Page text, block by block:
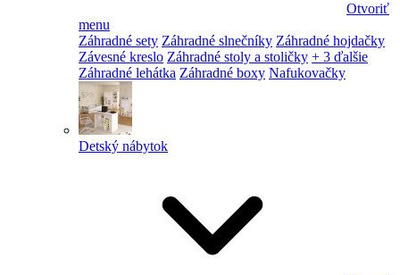
Otvoriť
menu
Záhradné sety Záhradné slnečníky Záhradné hojdačky
Závesné kreslo Záhradné stoly a stoličky + 3 ďalšie
Záhradné lehátka Záhradné boxy Nafukovačky
Detský nábytok